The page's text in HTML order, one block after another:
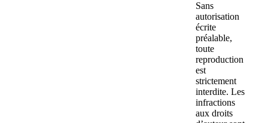
Sans
autorisation
écrite
préalable,
toute
reproduction
est
strictement
interdite. Les
infractions
aux droits